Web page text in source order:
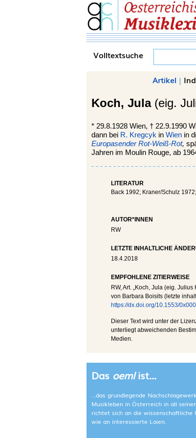
Volltextsuche
Artikel |
Koch, Jula(eig.
* 29.8.1928 Wien, † 22.9.1990
dann bei R. Kregcyk in Wien in
Europasender Rot-Weiß-Rot,
Jahren im Moulin Rouge, ab
LITERATUR
Back 1992; Kraner/Schulz
AUTOR*INNEN
RW
LETZTE INHALTLICHE
18.4.2018
EMPFOHLENE ZITIERWEISE
RW, Art. „Koch, Jula (eig. Julius
von Barbara Boisits (letzte
https://dx.doi.org/10.1553/
Dieser Text wird unter der
unterliegt abweichenden
Medien.
Das oemlist...
...das grundlegende
Musikleben in Österreich in all
richtet sich an die wissenschaftliche
wie an interessierte Laien.